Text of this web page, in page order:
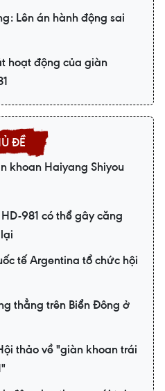
Lên án hành động sai
hoạt động của giàn
khoan Haiyang Shiyou
981 có thể gây căng
tế Argentina tổ chức hội
thẳng trên Biển Đông ở
thảo về "giàn khoan trái